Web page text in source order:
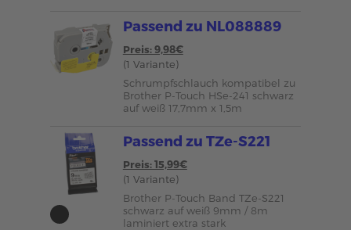
Passend zu NL088889
Preis: 9,98€
(1 Variante)
Schrumpfschlauch kompatibel zu
Brother P-Touch HSe-241 schwarz
auf weiß 17,7mm x 1,5m
Passend zu TZe-S221
Preis: 15,99€
(1 Variante)
Brother P-Touch Band TZe-S221
schwarz auf weiß 9mm / 8m
laminiert extra stark